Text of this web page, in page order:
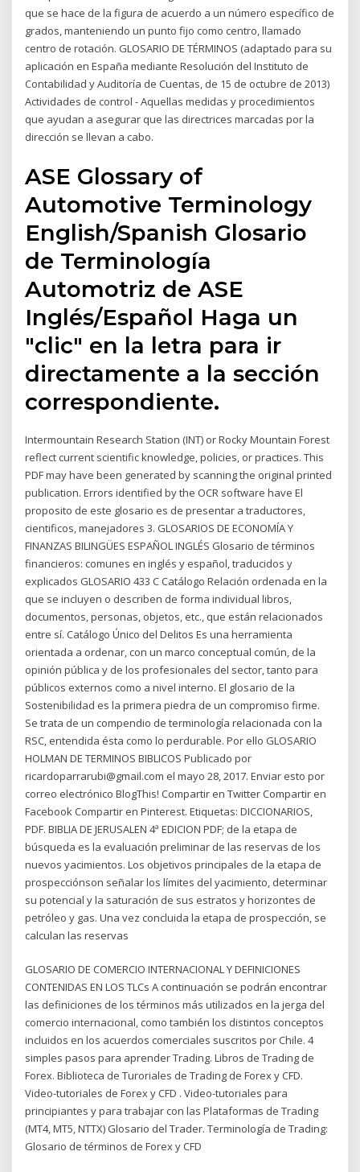
que se hace de la figura de acuerdo a un número específico de
grados, manteniendo un punto fijo como centro, llamado
centro de rotación. GLOSARIO DE TÉRMINOS (adaptado para su
aplicación en España mediante Resolución del Instituto de
Contabilidad y Auditoría de Cuentas, de 15 de octubre de 2013)
Actividades de control - Aquellas medidas y procedimientos
que ayudan a asegurar que las directrices marcadas por la
dirección se llevan a cabo.
ASE Glossary of
Automotive Terminology
English/Spanish Glosario
de Terminología
Automotriz de ASE
Inglés/Español Haga un
"clic" en la letra para ir
directamente a la sección
correspondiente.
Intermountain Research Station (INT) or Rocky Mountain Forest
reflect current scientific knowledge, policies, or practices. This
PDF may have been generated by scanning the original printed
publication. Errors identified by the OCR software have El
proposito de este glosario es de presentar a traductores,
cientificos, manejadores 3. GLOSARIOS DE ECONOMÍA Y
FINANZAS BILINGÜES ESPAÑOL INGLÉS Glosario de términos
financieros: comunes en inglés y español, traducidos y
explicados GLOSARIO 433 C Catálogo Relación ordenada en la
que se incluyen o describen de forma individual libros,
documentos, personas, objetos, etc., que están relacionados
entre sí. Catálogo Único del Delitos Es una herramienta
orientada a ordenar, con un marco conceptual común, de la
opinión pública y de los profesionales del sector, tanto para
públicos externos como a nivel interno. El glosario de la
Sostenibilidad es la primera piedra de un compromiso firme.
Se trata de un compendio de terminología relacionada con la
RSC, entendida ésta como lo perdurable. Por ello GLOSARIO
HOLMAN DE TERMINOS BIBLICOS Publicado por
ricardoparrarubi@gmail.com el mayo 28, 2017. Enviar esto por
correo electrónico BlogThis! Compartir en Twitter Compartir en
Facebook Compartir en Pinterest. Etiquetas: DICCIONARIOS,
PDF. BIBLIA DE JERUSALEN 4ª EDICION PDF; de la etapa de
búsqueda es la evaluación preliminar de las reservas de los
nuevos yacimientos. Los objetivos principales de la etapa de
prospecciónson señalar los límites del yacimiento, determinar
su potencial y la saturación de sus estratos y horizontes de
petróleo y gas. Una vez concluida la etapa de prospección, se
calculan las reservas
GLOSARIO DE COMERCIO INTERNACIONAL Y DEFINICIONES
CONTENIDAS EN LOS TLCs A continuación se podrán encontrar
las definiciones de los términos más utilizados en la jerga del
comercio internacional, como también los distintos conceptos
incluidos en los acuerdos comerciales suscritos por Chile. 4
simples pasos para aprender Trading. Libros de Trading de
Forex. Biblioteca de Turoriales de Trading de Forex y CFD.
Video-tutoriales de Forex y CFD . Video-tutoriales para
principiantes y para trabajar con las Plataformas de Trading
(MT4, MT5, NTTX) Glosario del Trader. Terminología de Trading:
Glosario de términos de Forex y CFD